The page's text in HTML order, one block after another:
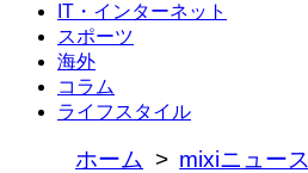
IT・インターネット
スポーツ
海外
コラム
ライフスタイル
ホーム mixiニュース